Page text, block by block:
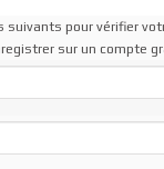
suivants pour vérifier
sur un compte